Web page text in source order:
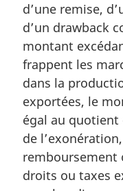
d’une remise,
d’un drawback
montant
frappent les
dans la
exportées, le
égal au quotient
de
remboursement
droits ou taxes